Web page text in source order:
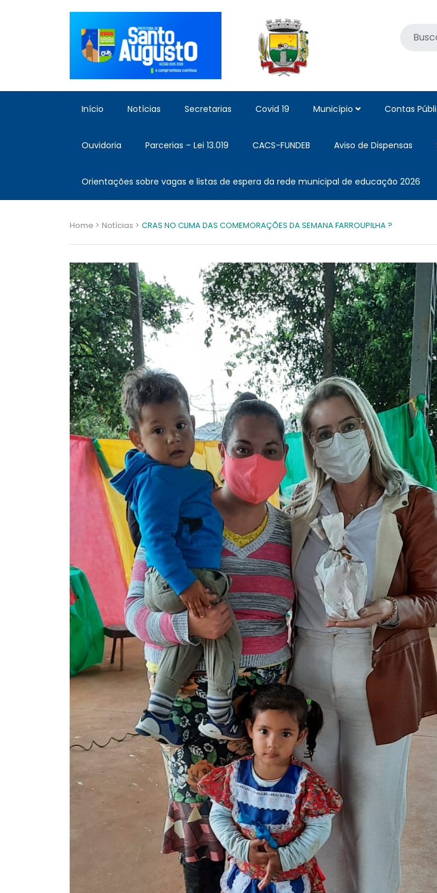
Início Notícias Secretarias Covid 19 Município Contas
Ouvidoria Parcerias – Lei 13.019 CACS-FUNDEB Aviso de Dispensas
Orientações sobre vagas e listas de espera da rede municipal de educação 2026
Home > Notícias > CRAS NO CLIMA DAS COMEMORAÇÕES DA SEMANA FARROUPILHA ?